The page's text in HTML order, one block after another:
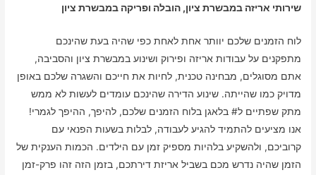
שירותי אריזה במבשרת ציון, הובלה ופריקה במבשרת ציון
לוח הזמנים שלכם יוותר אחת לאחת כפי שהיה בעת שהינכם
מתפקנים על עבודות אריזה ופירוק ושינוע במבשרת ציון והסביבה,
אתם מסוגלים, מבחינה טכנית, לחיות את חייכם והשגרה שלכם באופן
מדויק כמו שהייתה. שינוע הדירה שהינכם עומדים לעשות לא ממש
מתק שפתיים ל# בלאגן בלוח הזמנים שלכם, להיפך, ההיפך לגמרי!
אנו מציעים להתמיד להגיע לעבודה, לבלות בשעות הפנאי עם
קרוביכם, ולהשקיע בלהיות מספיק זמן עם הילדים. הכמות הענקית של
הזמן שהיה נדרש מכם בשביל אריזת דירתכם, בזמן הזה זהו פרק-זמן